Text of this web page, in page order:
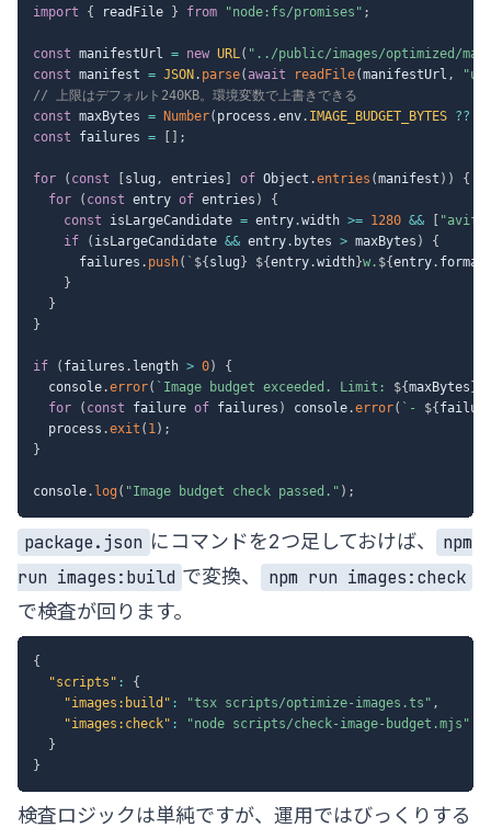
import
{ readFile } from "node:fs/promises" ;
const manifestUrl = new URL( "../public/images/optimized/
const manifest = JSON . parse( await readFile(manifestUrl ,
// 上限はデフォルト240KB。環境変数で上書きできる
const maxBytes = Number( process .env. IMAGE_BUDGET_BYTES ??
const failures = ;
for ( const slug , entries of Object .entries (manifest ) )
{
for
( const entry of entries )
{
const isLargeCandidate = entry.width >= 1280 && "avif"
if
( isLargeCandidate && entry. bytes > maxBytes )
{
      failures
. push( ` ${ slug } ${entry.width}w. ${entry. format
}
}
}
if ( failures . length > 0)
{
  console
.error( ` Image budget exceeded. Limit: ${maxBytes }
for
( const failure of failures ) console.error( ` - ${
  process
.exit ( 1) ;
}
console. log ( "Image budget check passed." ) ;
package.json にコマンドを2つ足しておけば、
npm
run images:build で変換、
npm run images:check
で検査が回ります。
{
"scripts" :
{
"images:build" : "tsx scripts/optimize-images.ts" ,
"images:check" :
"node scripts/check-image-budget.mjs"
}
}
検査ロジックは単純ですが、運用ではびっくりする